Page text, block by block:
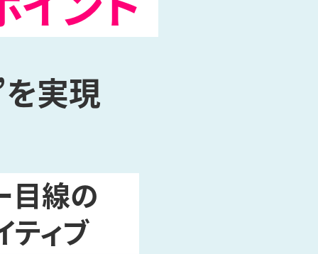
実現
目線の
ティブ